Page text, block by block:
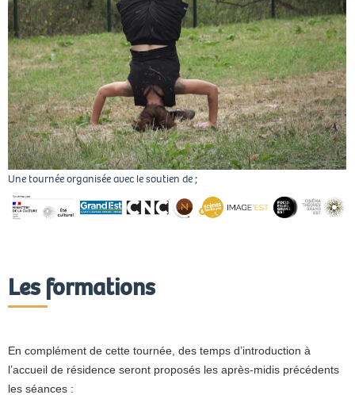
Une tournée organisée avec le soutien de ;
Les formations
En complément de cette tournée, des temps d’introduction à
l’accueil de résidence seront proposés les après-midis précédents
les séances :